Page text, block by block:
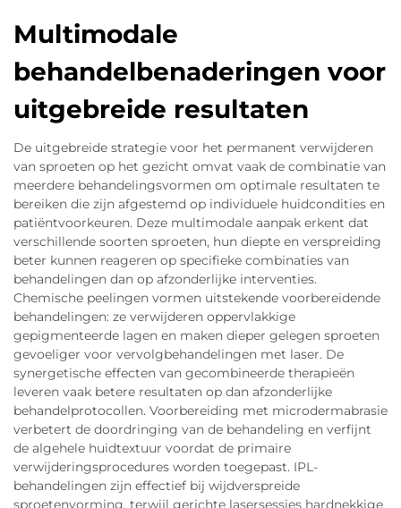
Multimodale
behandelbenaderingen voor
uitgebreide resultaten
De uitgebreide strategie voor het permanent verwijderen
van sproeten op het gezicht omvat vaak de combinatie van
meerdere behandelingsvormen om optimale resultaten te
bereiken die zijn afgestemd op individuele huidcondities en
patiëntvoorkeuren. Deze multimodale aanpak erkent dat
verschillende soorten sproeten, hun diepte en verspreiding
beter kunnen reageren op specifieke combinaties van
behandelingen dan op afzonderlijke interventies.
Chemische peelingen vormen uitstekende voorbereidende
behandelingen: ze verwijderen oppervlakkige
gepigmenteerde lagen en maken dieper gelegen sproeten
gevoeliger voor vervolgbehandelingen met laser. De
synergetische effecten van gecombineerde therapieën
leveren vaak betere resultaten op dan afzonderlijke
behandelprotocollen. Voorbereiding met microdermabrasie
verbetert de doordringing van de behandeling en verfijnt
de algehele huidtextuur voordat de primaire
verwijderingsprocedures worden toegepast. IPL-
behandelingen zijn effectief bij wijdverspreide
sproetenvorming, terwijl gerichte lasersessies hardnekkige